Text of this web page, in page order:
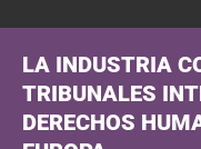
LA INDUSTRIA
TRIBUNALES
DERECHOS